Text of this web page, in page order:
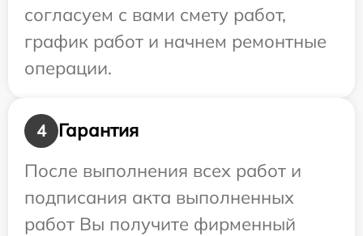
согласуем с вами смету работ,
график работ и начнем ремонтные
операции.
4
Гарантия
После выполнения всех работ и
подписания акта выполненных
работ Вы получите фирменный